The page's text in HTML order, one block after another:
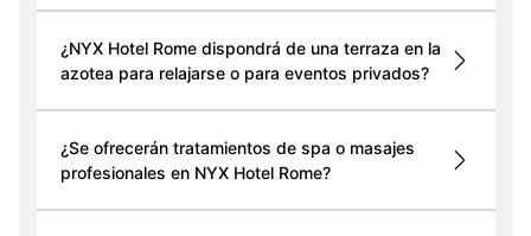
¿NYX Hotel Rome dispondrá de una terraza en la
azotea para relajarse o para eventos privados?
¿Se ofrecerán tratamientos de spa o masajes
profesionales en NYX Hotel Rome?